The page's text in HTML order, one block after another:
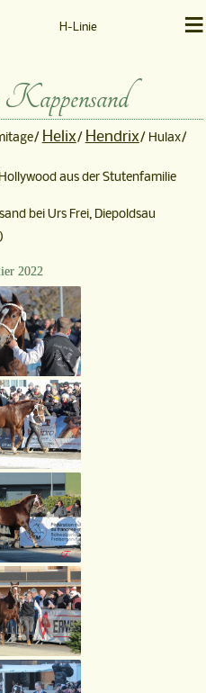
H-Linie ≡
Helix/ Hendrix/ Hulax/
aus der Stutenfamilie
bei Urs Frei, Diepoldsau
2022